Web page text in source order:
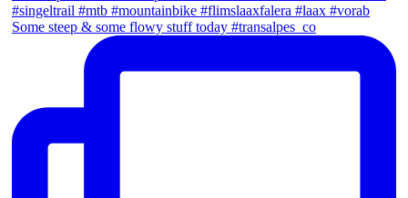
Some steep & some flowy stuff today #transalpes_co